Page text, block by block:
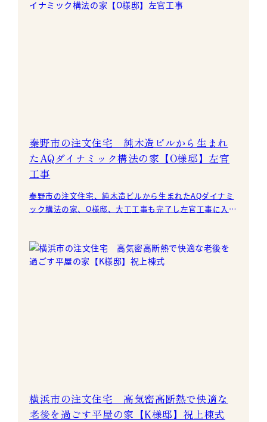
秦野市の注文住宅 純木造ビルから生まれ
たAQダイナミック構法の家【O様邸】左官
工事
秦野市の注文住宅、純木造ビルから生まれたAQダイナミ
ック構法の家、O様邸、大工工事も完了し左官工事に入り
横浜市の注文住宅 高気密高断熱で快適な
老後を過ごす平屋の家【K様邸】祝上棟式